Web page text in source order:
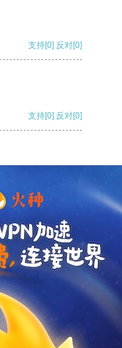
支持[0] 反对[0]
支持[0] 反对[0]
支持[0] 反对[0]
支持[0] 反对